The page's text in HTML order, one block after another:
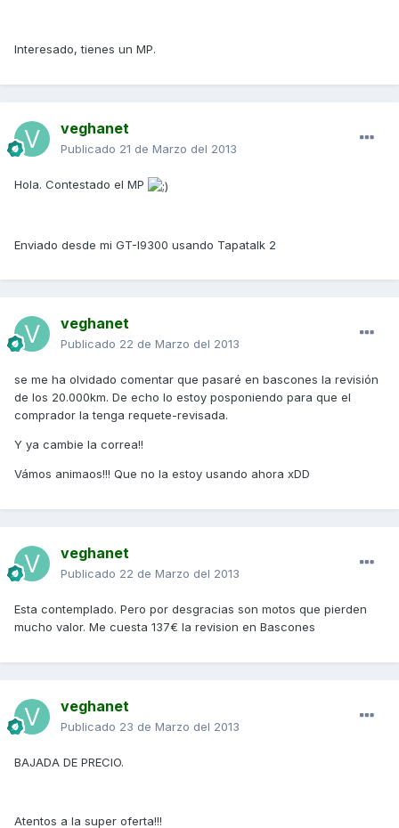
Interesado, tienes un MP.
veghanet
Publicado 21 de Marzo del 2013
Hola. Contestado el MP
Enviado desde mi GT-I9300 usando Tapatalk 2
veghanet
Publicado 22 de Marzo del 2013
se me ha olvidado comentar que pasaré en bascones la revisión
de los 20.000km. De echo lo estoy posponiendo para que el
comprador la tenga requete-revisada.
Y ya cambie la correa!!
Vámos animaos!!! Que no la estoy usando ahora xDD
veghanet
Publicado 22 de Marzo del 2013
Esta contemplado. Pero por desgracias son motos que pierden
mucho valor. Me cuesta 137€ la revision en Bascones
veghanet
Publicado 23 de Marzo del 2013
BAJADA DE PRECIO.
Atentos a la super oferta!!!